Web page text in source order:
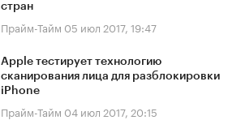
стран
Прайм-Тайм 05 июл 2017, 19:47
Apple тестирует технологию
сканирования лица для разблокировки
iPhone
Прайм-Тайм 04 июл 2017, 20:15